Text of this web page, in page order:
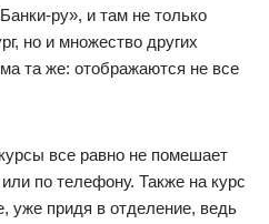
ру», и там не только
но и множество других
та же: отображаются не все
все равно не помешает
по телефону. Также на курс
уже придя в отделение, ведь